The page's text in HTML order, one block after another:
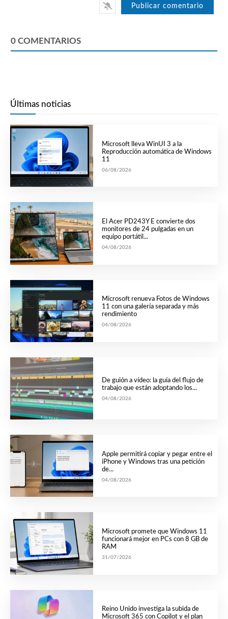
0 COMENTARIOS
Últimas noticias
Microsoft lleva WinUI 3 a la
Reproducción automática de Windows
11
06/08/2026
El Acer PD243Y E convierte dos
monitores de 24 pulgadas en un
equipo portátil...
04/08/2026
Microsoft renueva Fotos de Windows
11 con una galería separada y más
rendimiento
04/08/2026
De guión a vídeo: la guía del flujo de
trabajo que están adoptando los...
04/08/2026
Apple permitirá copiar y pegar entre el
iPhone y Windows tras una petición
de...
04/08/2026
Microsoft promete que Windows 11
funcionará mejor en PCs con 8 GB de
RAM
31/07/2026
Reino Unido investiga la subida de
Microsoft 365 con Copilot y el plan